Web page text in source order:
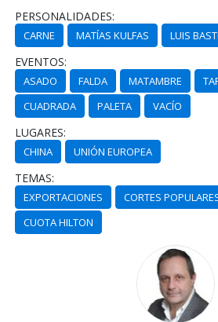
PERSONALIDADES:
CARNE MATÍAS KULFAS LUIS
EVENTOS:
ASADO FALDA MATAMBRE
CUADRADA
PALETA VACÍO
LUGARES:
CHINA UNIÓN EUROPEA
TEMAS:
EXPORTACIONES CORTES
CUOTA HILTON